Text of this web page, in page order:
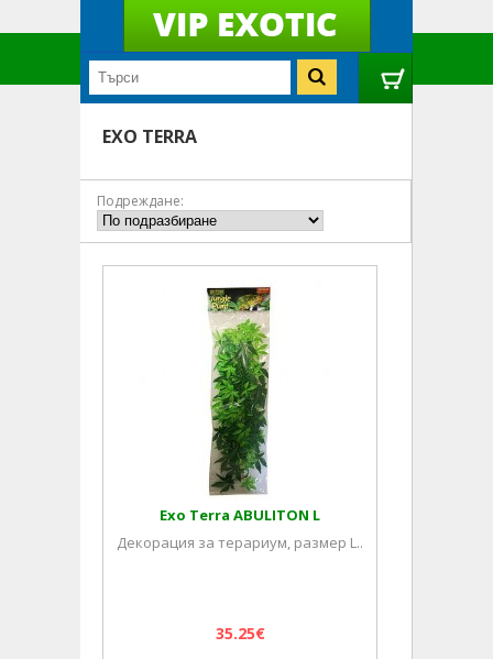
EXO TERRA
Подреждане:
Exo Terra ABULITON L
Декорация за терариум, размер L..
35.25€